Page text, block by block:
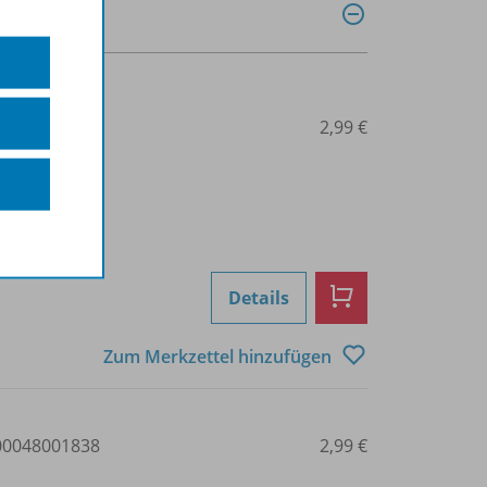
2,99 €
Details
Zum Merkzettel hinzufügen
2,99 €